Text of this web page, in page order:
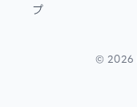
プ
© 2026